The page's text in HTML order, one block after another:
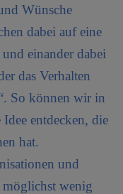
Wünsche
dabei auf eine
einander dabei
das Verhalten
So können wir in
entdecken, die
hat.
und
möglichst wenig